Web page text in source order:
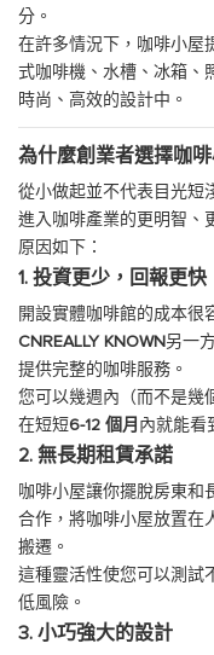
分。
在許多情況下，咖啡小屋
式咖啡機、水槽、冰箱
時尚、高效的設計中。
為什麼創業者選擇咖
從小做起並不代表目光短
進入咖啡產業的更明智、
原因如下：
1. 投資更少，回報更快
開設實體咖啡館的成本很
CNREALLY KNOWN 另一
提供完整的咖啡服務。
您可以幾週內（而不是幾
在短短6-12 個月 內就能看
2. 無長期租賃承諾
咖啡小屋讓你擺脫房東和
合作，將咖啡小屋放置
搬遷。
這種靈活性使您可以測試
低風險。
3. 小巧強大的設計